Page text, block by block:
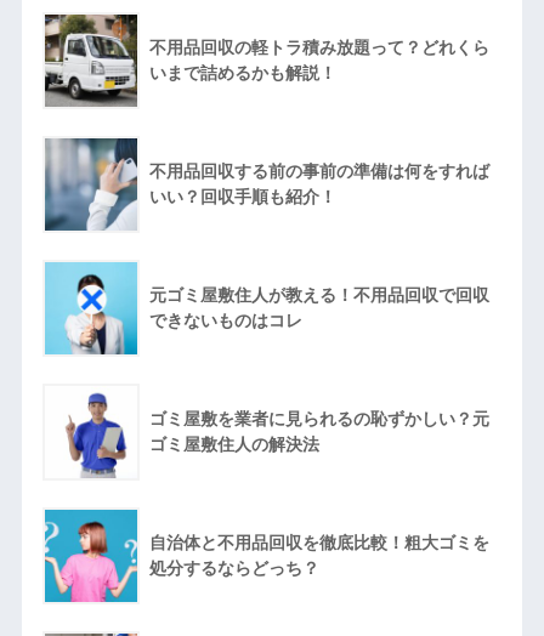
不用品回収の軽トラ積み放題って？どれくら
いまで詰めるかも解説！
不用品回収する前の事前の準備は何をすれば
いい？回収手順も紹介！
元ゴミ屋敷住人が教える！不用品回収で回収
できないものはコレ
ゴミ屋敷を業者に見られるの恥ずかしい？元
ゴミ屋敷住人の解決法
自治体と不用品回収を徹底比較！粗大ゴミを
処分するならどっち？